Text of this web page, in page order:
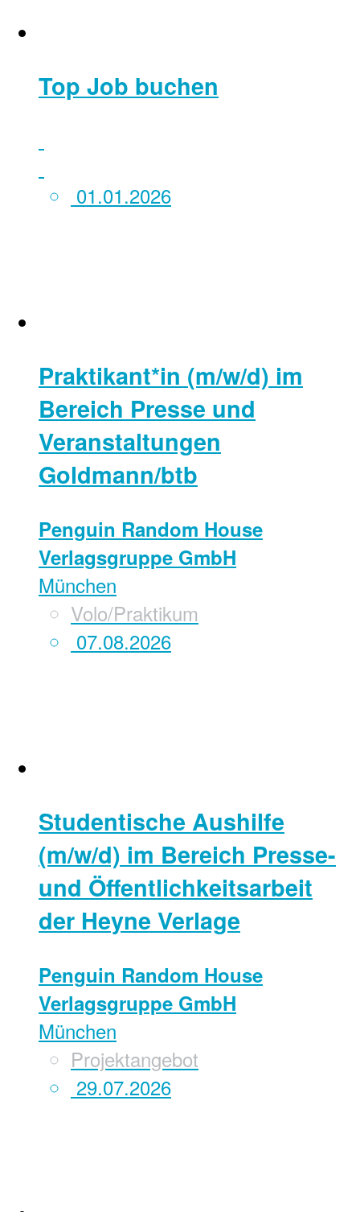
Top Job buchen
01.01.2026
Praktikant*in (m/w/d) im
Bereich Presse und
Veranstaltungen
Goldmann/btb
Penguin Random House
Verlagsgruppe GmbH
München
Volo/Praktikum
07.08.2026
Studentische Aushilfe
(m/w/d) im Bereich Presse-
und Öffentlichkeitsarbeit
der Heyne Verlage
Penguin Random House
Verlagsgruppe GmbH
München
Projektangebot
29.07.2026